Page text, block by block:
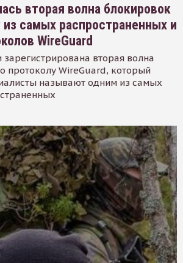
вторая волна блокировок
самых распространенных и
WireGuard
зарегистрирована вторая волна
протоколу WireGuard, который
называют одним из самых